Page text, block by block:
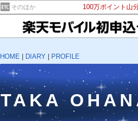
そのほか 100万ポイント山
HOME
DIARY PROFILE
TAKA